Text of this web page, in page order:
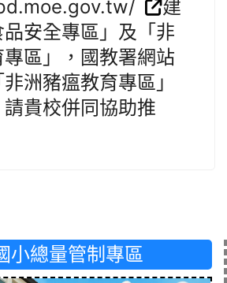
建
安全專區」及「非
區」，國教署網站
洲豬瘟教育專區」
貴校併同協助推
小總量管制專區